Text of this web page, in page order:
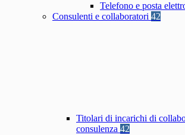
Telefono e posta
Consulenti e collaboratori 42
Titolari di incarichi di
consulenza 42